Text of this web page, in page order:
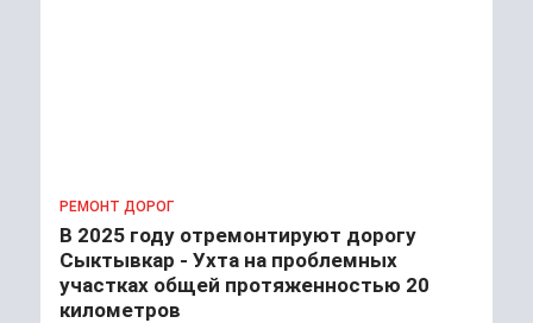
РЕМОНТ ДОРОГ
В 2025 году отремонтируют дорогу
Сыктывкар - Ухта на проблемных
участках общей протяженностью 20
километров